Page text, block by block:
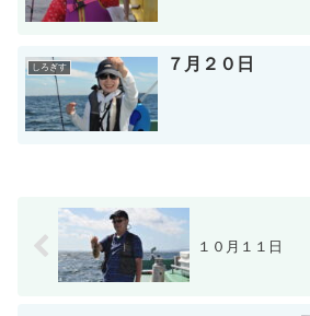
しろぎす ７月２０日
１０月１１日